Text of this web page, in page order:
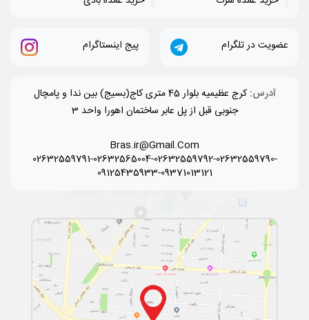
عضویت در تلگرام پیج اینستاگرام
آدرس:
کرج عظیمیه بلوار 45 متری کاج(بسیج) بین ندا و پامچال
جنوبی قبل از پل عابر ساختمان اهورا واحد 3
Bras.ir@Gmail.Com
02632559791-02632565004-02632559792-02632559790-
09125435933-09371013121